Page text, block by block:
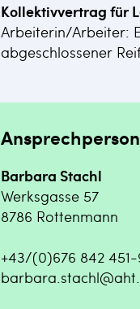
Kollektivvertrag für
Arbeiterin/Arbeiter:
abgeschlossener
Ansprechperson
Barbara Stachl
Werksgasse 57
8786 Rottenmann
+43/(0)676 842 451-